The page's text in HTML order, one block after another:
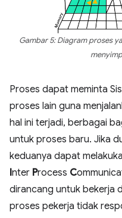
Gambar 5: Diagram proses
Proses dapat meminta
proses lain guna
hal ini terjadi, berbagai
untuk proses baru. Jika
keduanya dapat
Inter Process C
dirancang untuk bekerja
proses pekerja tidak